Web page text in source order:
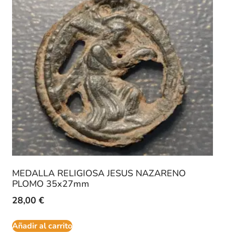
MEDALLA RELIGIOSA JESUS NAZARENO
PLOMO 35x27mm
28,00 €
Añadir al carrito